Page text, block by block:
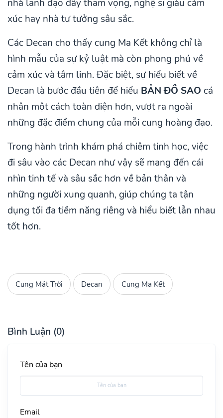
nhà lãnh đạo đầy tham vọng, nghệ sĩ giàu cảm
xúc hay nhà tư tưởng sâu sắc.
Các Decan cho thấy cung Ma Kết không chỉ là
hình mẫu của sự kỷ luật mà còn phong phú về
cảm xúc và tâm linh. Đặc biệt, sự hiểu biết về
Decan là bước đầu tiên để hiểu BẢN ĐỒ SAO cá
nhân một cách toàn diện hơn, vượt ra ngoài
những đặc điểm chung của mỗi cung hoàng đạo.
Trong hành trình khám phá chiêm tinh học, việc
đi sâu vào các Decan như vậy sẽ mang đến cái
nhìn tinh tế và sâu sắc hơn về bản thân và
những người xung quanh, giúp chúng ta tận
dụng tối đa tiềm năng riêng và hiểu biết lẫn nhau
tốt hơn.
Cung Mặt Trời Decan Cung Ma Kết
Bình Luận (0)
Tên của bạn
Email